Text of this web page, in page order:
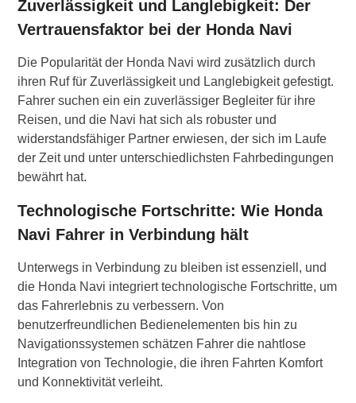
Zuverlässigkeit und Langlebigkeit: Der
Vertrauensfaktor bei der Honda Navi
Die Popularität der Honda Navi wird zusätzlich durch
ihren Ruf für Zuverlässigkeit und Langlebigkeit gefestigt.
Fahrer suchen ein ein zuverlässiger Begleiter für ihre
Reisen, und die Navi hat sich als robuster und
widerstandsfähiger Partner erwiesen, der sich im Laufe
der Zeit und unter unterschiedlichsten Fahrbedingungen
bewährt hat.
Technologische Fortschritte: Wie Honda
Navi Fahrer in Verbindung hält
Unterwegs in Verbindung zu bleiben ist essenziell, und
die Honda Navi integriert technologische Fortschritte, um
das Fahrerlebnis zu verbessern. Von
benutzerfreundlichen Bedienelementen bis hin zu
Navigationssystemen schätzen Fahrer die nahtlose
Integration von Technologie, die ihren Fahrten Komfort
und Konnektivität verleiht.